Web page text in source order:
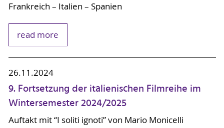
Frankreich – Italien – Spanien
read more
26.11.2024
9. Fortsetzung der italienischen Filmreihe im
Wintersemester 2024/2025
Auftakt mit “I soliti ignoti” von Mario Monicelli